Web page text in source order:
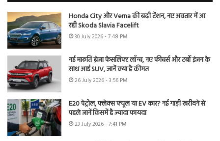
Honda City और Verna की बढ़ी टेंशन, नए अवतार में आ
रही Skoda Slavia Facelift
30 July 2026 - 7:48 PM
नई मारुति ब्रेजा फेसलिफ्ट लॉन्च, नए फीचर्स और टर्बो इंजन के
साथ आई SUV, जानें क्या है कीमत
26 July 2026 - 3:56 PM
E20 पेट्रोल, फ्लेक्स फ्यूल या EV कार? नई गाड़ी खरीदने से
पहले जानें किसमें है ज्यादा फायदा
23 July 2026 - 7:41 PM